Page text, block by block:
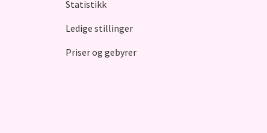
Statistikk
Ledige stillinger
Priser og gebyrer